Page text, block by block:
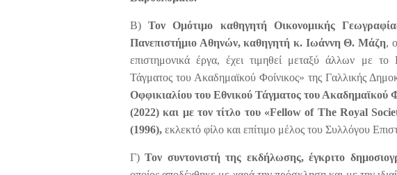
Β)Τον Ομότιμο καθηγητή Οικονομικής
Πανεπιστήμιο Αθηνών, καθηγητή κ. Ιωάννη Θ. Μάζη,
επιστημονικά έργα, έχει τιμηθεί μεταξύ άλλων με
Τάγματος του Ακαδημαϊκού Φοίνικος» της Γαλλικής
Οφφικιαλίου του Εθνικού Τάγματος του Ακαδημαϊκού
(2022) και με τον τίτλο του «Fellow of The Royal
(1996), εκλεκτό φίλο και επίτιμο μέλος του Συλλόγου
Γ)Τον συντονιστή της εκδήλωσης, έγκριτο